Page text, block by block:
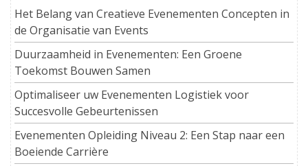
Het Belang van Creatieve Evenementen Concepten in
de Organisatie van Events
Duurzaamheid in Evenementen: Een Groene
Toekomst Bouwen Samen
Optimaliseer uw Evenementen Logistiek voor
Succesvolle Gebeurtenissen
Evenementen Opleiding Niveau 2: Een Stap naar een
Boeiende Carrière